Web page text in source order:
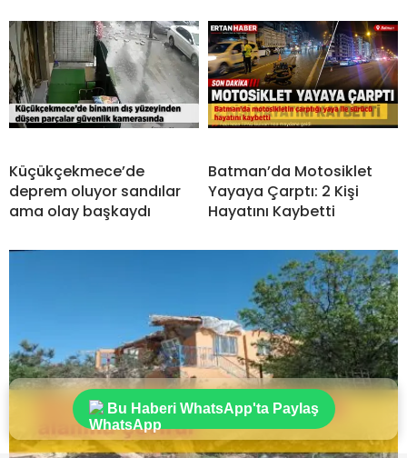
Küçükçekmece’de
deprem oluyor sandılar
ama olay başkaydı
Batman’da Motosiklet
Yayaya Çarptı: 2 Kişi
Hayatını Kaybetti
Bu Haberi WhatsApp'ta Paylaş